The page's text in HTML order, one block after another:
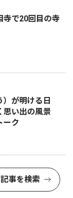
で20回目の寺
）が明ける日
思い出の風景
ーク
事を検索